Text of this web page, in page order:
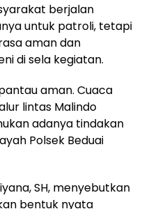
berjalan
untuk patroli, tetapi
aman dan
di sela kegiatan.
aman. Cuaca
lintas Malindo
adanya tindakan
Polsek Beduai
SH, menyebutkan
bentuk nyata